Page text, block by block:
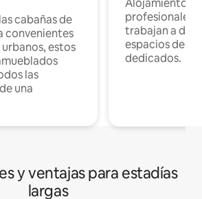
cabañas de
convenientes
estos
las
una
Alojamientos
profesionales
trabajan a
espacios de
dedicados.
y ventajas para estadías
largas